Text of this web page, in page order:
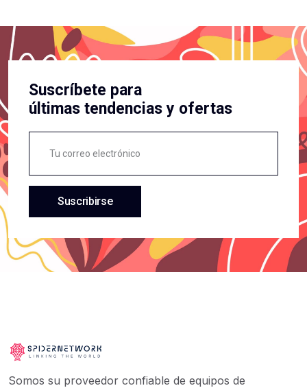
Suscríbete para
últimas tendencias y ofertas
Suscribirse
Somos su proveedor confiable de equipos de